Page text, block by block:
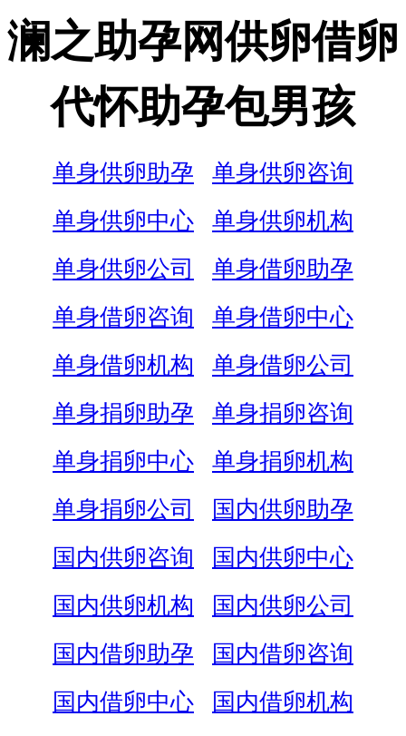
澜之助孕网供卵借卵
代怀助孕包男孩
单身供卵助孕
单身供卵咨询
单身供卵中心
单身供卵机构
单身供卵公司
单身借卵助孕
单身借卵咨询
单身借卵中心
单身借卵机构
单身借卵公司
单身捐卵助孕
单身捐卵咨询
单身捐卵中心
单身捐卵机构
单身捐卵公司
国内供卵助孕
国内供卵咨询
国内供卵中心
国内供卵机构
国内供卵公司
国内借卵助孕
国内借卵咨询
国内借卵中心
国内借卵机构